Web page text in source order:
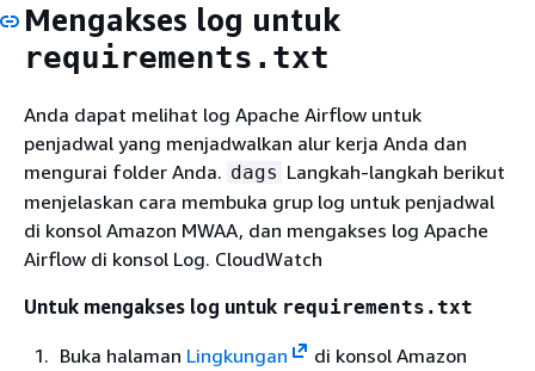
Mengakses log untuk
requirements.txt
Anda dapat melihat log Apache Airflow untuk
penjadwal yang menjadwalkan alur kerja Anda dan
mengurai folder Anda. dags Langkah-langkah berikut
menjelaskan cara membuka grup log untuk penjadwal
di konsol Amazon MWAA, dan mengakses log Apache
Airflow di konsol Log. CloudWatch
Untuk mengakses log untuk requirements.txt
Buka halaman Lingkungan di konsol Amazon